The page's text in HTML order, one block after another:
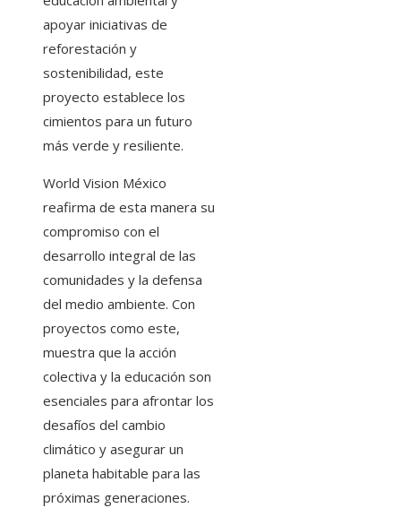
apoyar iniciativas de
reforestación y
sostenibilidad, este
proyecto establece los
cimientos para un futuro
más verde y resiliente.
World Vision México
reafirma de esta manera su
compromiso con el
desarrollo integral de las
comunidades y la defensa
del medio ambiente. Con
proyectos como este,
muestra que la acción
colectiva y la educación son
esenciales para afrontar los
desafíos del cambio
climático y asegurar un
planeta habitable para las
próximas generaciones.